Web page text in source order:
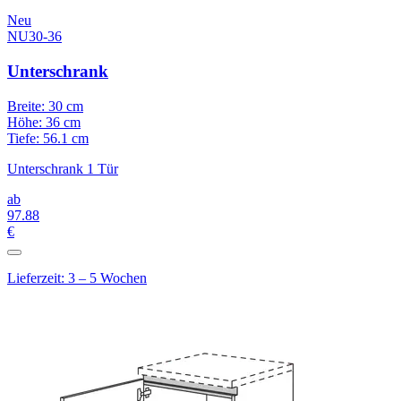
Neu
NU30-36
Unterschrank
Breite: 30 cm
Höhe: 36 cm
Tiefe: 56.1 cm
Unterschrank 1 Tür
ab
97.88
€
Lieferzeit: 3 – 5 Wochen